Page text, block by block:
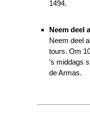
1494.
Neem deel
Neem deel
tours. Om
’s middags
de Armas.